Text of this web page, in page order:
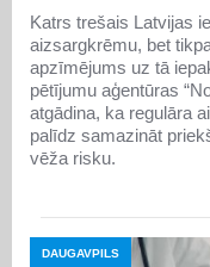
Katrs trešais Latvijas
aizsargkrēmu, bet
apzīmējums uz tā
pētījumu aģentūras
atgādina, ka regulāra
palīdz samazināt
vēža risku.
DAUGAVPILS